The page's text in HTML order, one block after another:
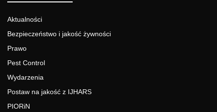
Aktualności
Bezpieczeństwo i jakość żywności
Prawo
Pest Control
Wydarzenia
Postaw na jakość z IJHARS
PIORiN